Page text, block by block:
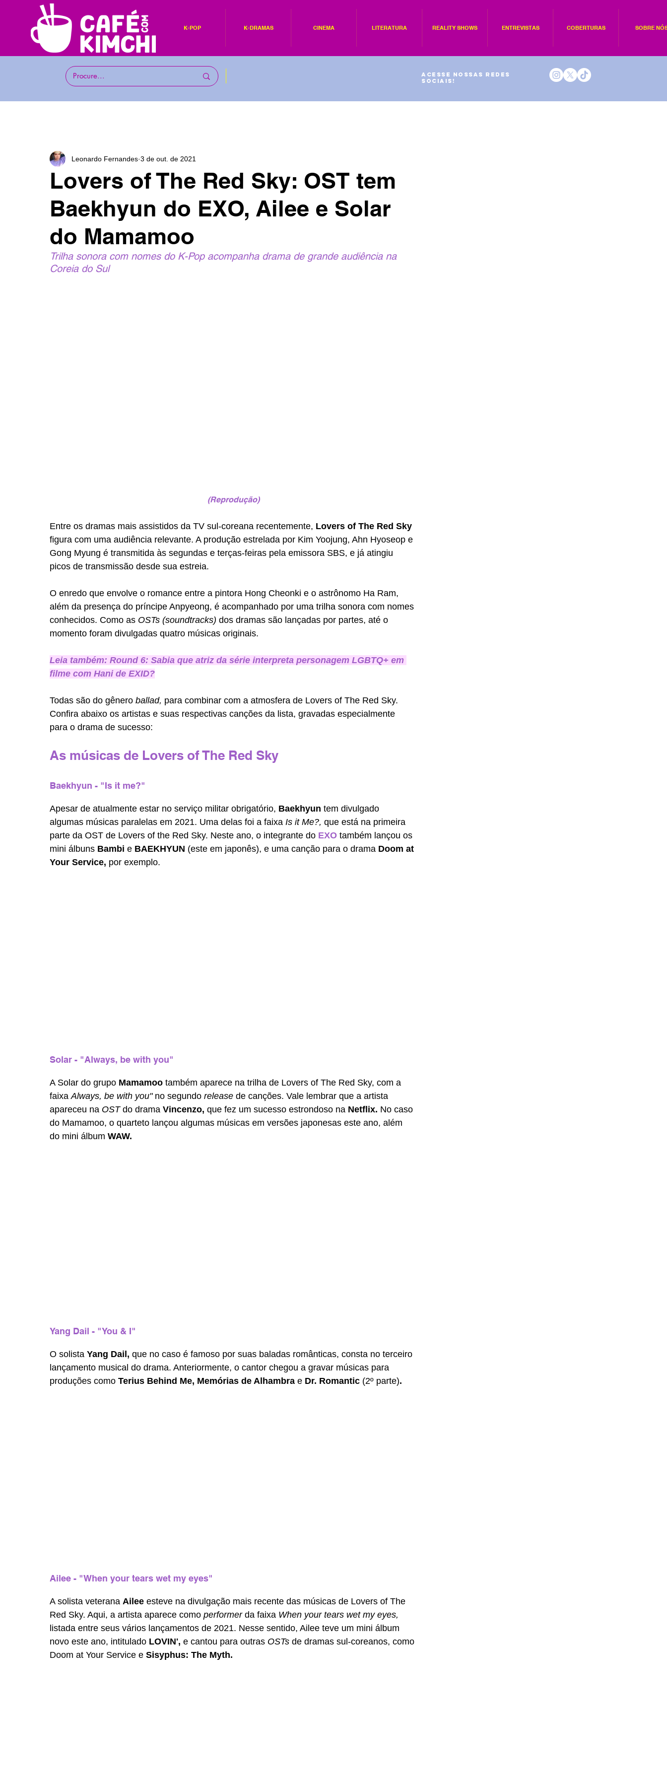
K-POP K-DRAMAS CINEMA LITERATURA REALITY SHOWS ENTREVISTAS COBERTURAS SOBRE
Acesse nossas redes
sociais!
Lovers of The Red Sky: OST tem
Baekhyun do EXO, Ailee e Solar
do Mamamoo
Leonardo Fernandes 3 de out. de 2021
Trilha sonora com nomes do K-Pop acompanha drama de grande audiência na
Coreia do Sul
(Reprodução)
Entre os dramas mais assistidos da TV sul-coreana recentemente, Lovers of The Red Sky
figura com uma audiência relevante. A produção estrelada por Kim Yoojung, Ahn Hyoseop e
Gong Myung é transmitida às segundas e terças-feiras pela emissora SBS, e já atingiu
picos de transmissão desde sua estreia.
O enredo que envolve o romance entre a pintora Hong Cheonki e o astrônomo Ha Ram,
além da presença do príncipe Anpyeong, é acompanhado por uma trilha sonora com nomes
conhecidos. Como as OSTs (soundtracks) dos dramas são lançadas por partes, até o
momento foram divulgadas quatro músicas originais.
Leia também: Round 6: Sabia que atriz da série interpreta personagem LGBTQ+ em
filme com Hani de EXID?
Todas são do gênero ballad, para combinar com a atmosfera de Lovers of The Red Sky.
Confira abaixo os artistas e suas respectivas canções da lista, gravadas especialmente
para o drama de sucesso:
As músicas de Lovers of The Red Sky
Baekhyun - "Is it me?"
Apesar de atualmente estar no serviço militar obrigatório, Baekhyun tem divulgado
algumas músicas paralelas em 2021. Uma delas foi a faixa Is it Me?, que está na primeira
parte da OST de Lovers of the Red Sky. Neste ano, o integrante do EXO também lançou os
mini álbuns Bambi e BAEKHYUN (este em japonês), e uma canção para o drama Doom at
Your Service, por exemplo.
Solar - "Always, be with you"
A Solar do grupo Mamamoo também aparece na trilha de Lovers of The Red Sky, com a
faixa Always, be with you" no segundo release de canções. Vale lembrar que a artista
apareceu na OST do drama Vincenzo, que fez um sucesso estrondoso na Netflix. No caso
do Mamamoo, o quarteto lançou algumas músicas em versões japonesas este ano, além
do mini álbum WAW.
Yang Dail - "You & I"
O solista Yang Dail, que no caso é famoso por suas baladas românticas, consta no terceiro
lançamento musical do drama. Anteriormente, o cantor chegou a gravar músicas para
produções como Terius Behind Me, Memórias de Alhambra e Dr. Romantic (2º parte).
Ailee - "When your tears wet my eyes"
A solista veterana Ailee esteve na divulgação mais recente das músicas de Lovers of The
Red Sky. Aqui, a artista aparece como performer da faixa When your tears wet my eyes,
listada entre seus vários lançamentos de 2021. Nesse sentido, Ailee teve um mini álbum
novo este ano, intitulado LOVIN', e cantou para outras OSTs de dramas sul-coreanos, como
Doom at Your Service e Sisyphus: The Myth.